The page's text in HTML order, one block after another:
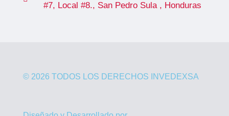
#7, Local #8., San Pedro Sula , Honduras
© 2026 TODOS LOS DERECHOS INVEDEXSA